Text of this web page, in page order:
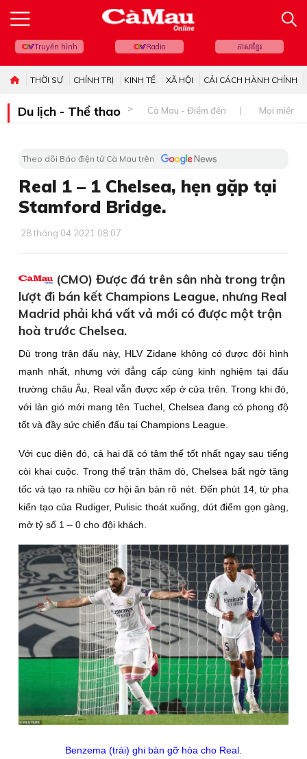
Truyền hình Radio ភាសាខ្មែរ
THỜI SỰ CHÍNH TRỊ KINH TẾ XÃ HỘI CẢI CÁCH HÀNH CHÍNH
Du lịch - Thể thao Cà Mau - Điểm đến Mọi miền
Theo dõi Báo điện tử Cà Mau trên
Real 1 – 1 Chelsea, hẹn gặp tại
Stamford Bridge.
28 tháng 04 2021 08:07
(CMO) Được đá trên sân nhà trong trận
lượt đi bán kết Champions League, nhưng Real
Madrid phải khá vất vả mới có được một trận
hoà trước Chelsea.
Dù trong trận đấu này, HLV Zidane không có được đội hình
mạnh nhất, nhưng với đẳng cấp cùng kinh nghiệm tại đấu
trường châu Âu, Real vẫn được xếp ở cửa trên. Trong khi đó,
với làn gió mới mang tên Tuchel, Chelsea đang có phong độ
tốt và đầy sức chiến đấu tại Champions League.
Với cục diện đó, cả hai đã có tâm thế tốt nhất ngay sau tiếng
còi khai cuộc. Trong thế trận thăm dò, Chelsea bất ngờ tăng
tốc và tạo ra nhiều cơ hội ăn bàn rõ nét. Đến phút 14, từ pha
kiến tạo của Rudiger, Pulisic thoát xuống, dứt điểm gọn gàng,
mở tỷ số 1 – 0 cho đội khách.
Benzema (trái) ghi bàn gỡ hòa cho Real.